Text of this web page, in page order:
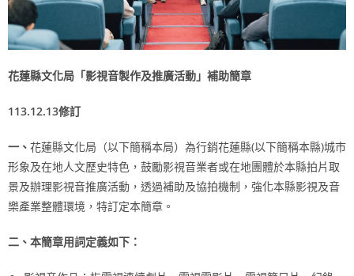
花蓮縣文化局「影視音製作及推廣活動」補助簡章
113.12.13修訂
一、 花蓮縣文化局（以下簡稱本局）為行銷花蓮縣(以下簡稱本縣)城市
形象及在地人文歷史特色，鼓勵影視音業者或在地團體於本縣拍片取
景及辦理影視音推廣活動，透過補助及協拍機制，強化本縣影視及音
樂產業整體環境，特訂定本簡章。
二、本簡章用詞定義如下：